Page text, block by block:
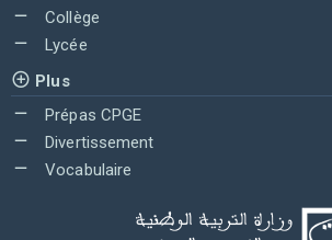
Collège
Lycée
Plus
Prépas CPGE
Divertissement
Vocabulaire